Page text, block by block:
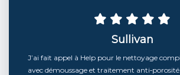
Thomas B. (Agence
Partenaire de confiance pour nos remises en
Help Propreté intervient régulièrement